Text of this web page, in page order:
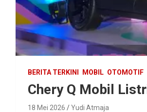
BERITA TERKINI MOBIL OTOMOTIF
Chery Q Mobil
18 Mei 2026 Yudi Atmaja